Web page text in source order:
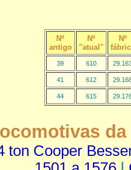
Nº
antigo
Nº
"atual"
Nº
39 610
41 612
44 615
da
ton Cooper